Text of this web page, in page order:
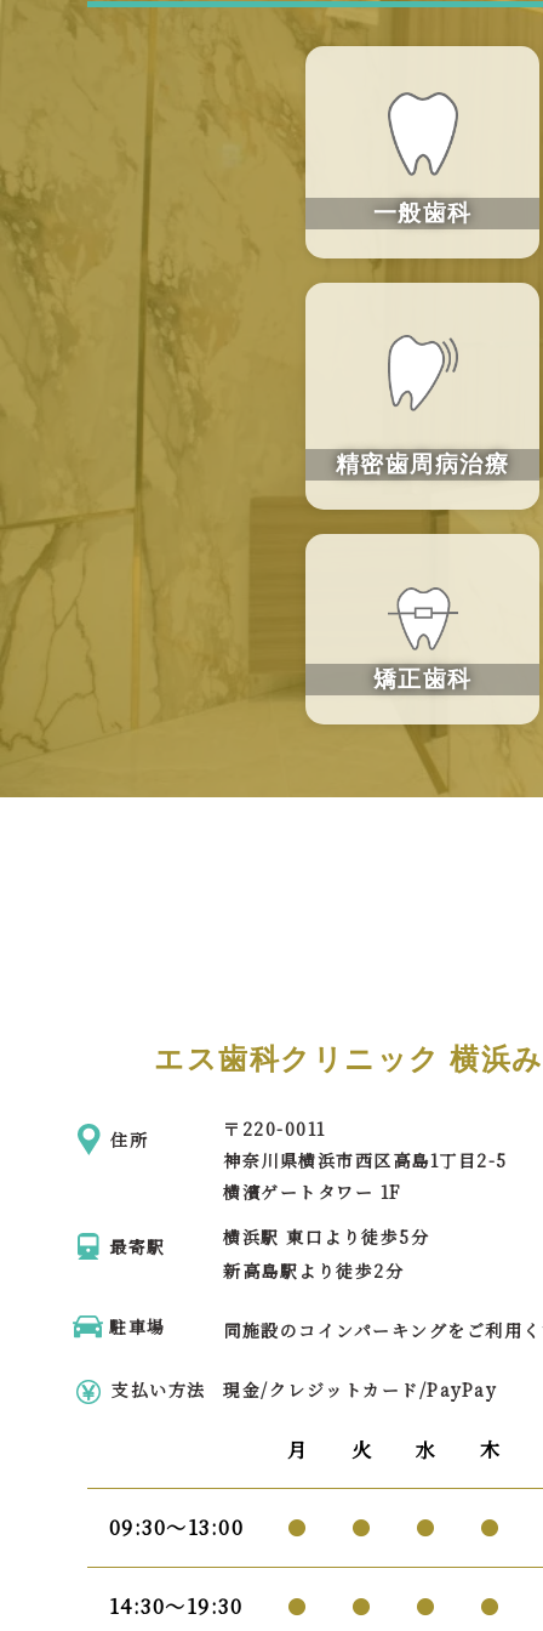
一般歯科
精密歯周病治療
矯正歯科
エス歯科クリニック 横浜
住所 〒 220-0011
神奈川県横浜市西区高島1丁目2-5
横濱ゲートタワー 1F
最寄駅
横浜駅 東口より徒歩5分
新高島駅より徒歩2分
駐車場 同施設のコインパーキングをご利用
支払い方法 現金/クレジットカード/PayPay
月 火 水 木
09:30〜13:00 ● ● ● ●
14:30〜19:30 ● ● ● ●